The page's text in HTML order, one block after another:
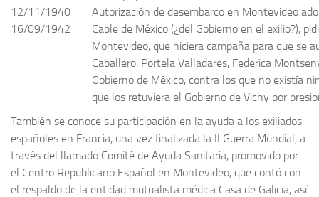
12/11/1940
Autorización de desembarco en Montevideo
16/09/1942
Cable de México (¿del Gobierno en el exilio?),
Montevideo, que hiciera campaña para que se
Caballero, Portela Valladares, Federica
Gobierno de México, contra los que no existía
que los retuviera el Gobierno de Vichy por
También se conoce su participación en la ayuda a los exiliados
españoles en Francia, una vez finalizada la II Guerra Mundial, a
través del llamado Comité de Ayuda Sanitaria, promovido por
el Centro Republicano Español en Montevideo, que contó con
el respaldo de la entidad mutualista médica Casa de Galicia, así